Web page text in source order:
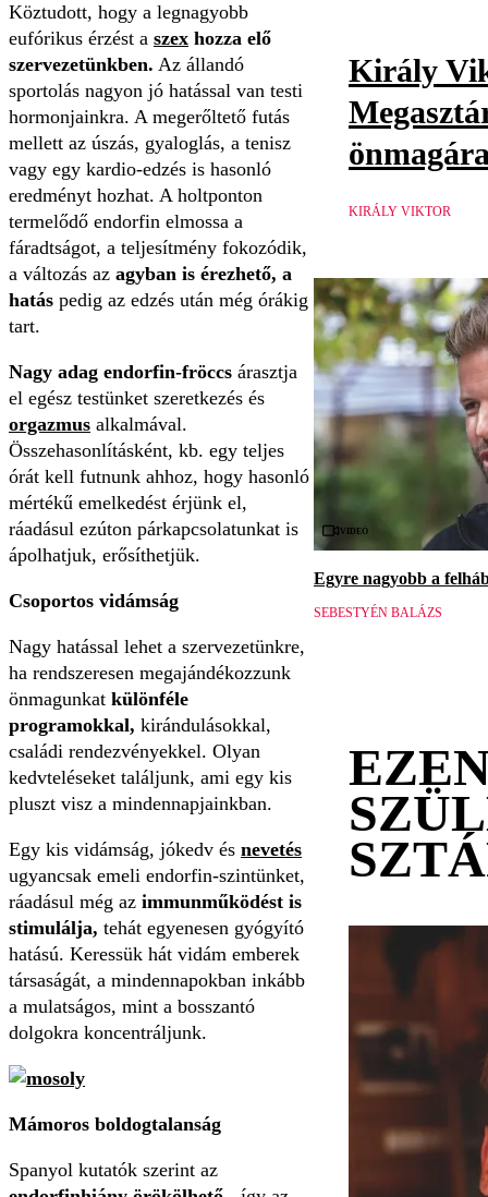
Köztudott, hogy a legnagyobb
eufórikus érzést a szex hozza elő
szervezetünkben. Az állandó
sportolás nagyon jó hatással van testi
hormonjainkra. A megerőltető futás
mellett az úszás, gyaloglás, a tenisz
vagy egy kardio-edzés is hasonló
eredményt hozhat. A holtponton
termelődő endorfin elmossa a
fáradtságot, a teljesítmény fokozódik,
a változás az agyban is érezhető, a
hatás pedig az edzés után még órákig
tart.
Nagy adag endorfin-fröccs árasztja
el egész testünket szeretkezés és
orgazmus alkalmával.
Összehasonlításként, kb. egy teljes
órát kell futnunk ahhoz, hogy hasonló
mértékű emelkedést érjünk el,
ráadásul ezúton párkapcsolatunkat is
ápolhatjuk, erősíthetjük.
Csoportos vidámság
Nagy hatással lehet a szervezetünkre,
ha rendszeresen megajándékozzunk
önmagunkat különféle
programokkal, kirándulásokkal,
családi rendezvényekkel. Olyan
kedvteléseket találjunk, ami egy kis
pluszt visz a mindennapjainkban.
Egy kis vidámság, jókedv és nevetés
ugyancsak emeli endorfin-szintünket,
ráadásul még az immunműködést is
stimulálja, tehát egyenesen gyógyító
hatású. Keressük hát vidám emberek
társaságát, a mindennapokban inkább
a mulatságos, mint a bosszantó
dolgokra koncentráljunk.
Mámoros boldogtalanság
Spanyol kutatók szerint az
Király
KIRÁLY VIKTOR
Videó
Egyre nagyobb a
SEBESTYÉN BALÁZS